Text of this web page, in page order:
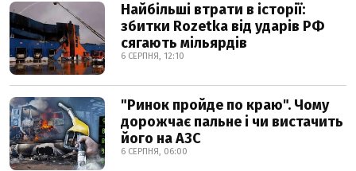
Найбільші втрати в історії:
збитки Rozetka від ударів РФ
сягають мільярдів
6 СЕРПНЯ, 12:10
"Ринок пройде по краю". Чому
дорожчає пальне і чи вистачить
його на АЗС
6 СЕРПНЯ, 06:00